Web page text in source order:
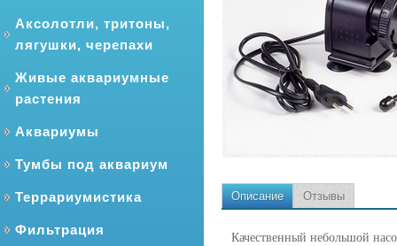
Аксолотли, тритоны,
лягушки, черепахи
Живые аквариумные
растения
Аквариумы
Тумбы под аквариум
Террариумистика
Фильтрация
Описание Отзывы
Качественный небольшой